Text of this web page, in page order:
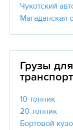
Чукотский
Магаданская
Грузы
10-тонник
20-тонник
Бортовой